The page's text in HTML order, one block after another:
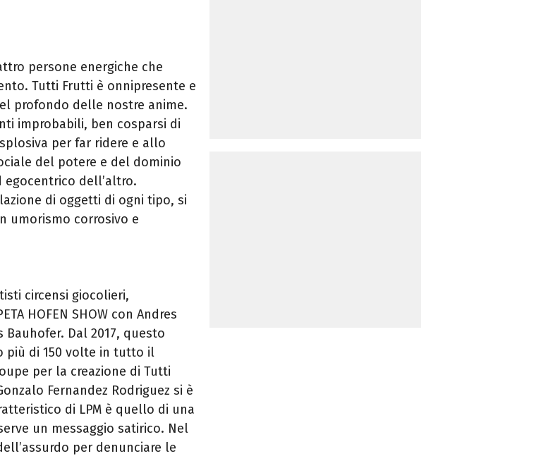
persone energiche che
Tutti Frutti è onnipresente e
profondo delle nostre anime.
improbabili, ben cosparsi di
per far ridere e allo
del potere e del dominio
dell’altro.
di oggetti di ogni tipo, si
umorismo corrosivo e
circensi giocolieri,
HOFEN SHOW con Andres
Bauhofer. Dal 2017, questo
più di 150 volte in tutto il
per la creazione di Tutti
Fernandez Rodriguez si è
di LPM è quello di una
un messaggio satirico. Nel
per denunciare le